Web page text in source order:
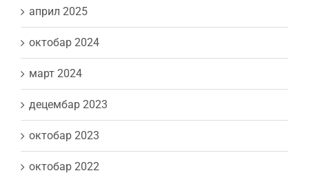
април 2025
октобар 2024
март 2024
децембар 2023
октобар 2023
октобар 2022